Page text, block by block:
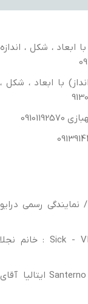
ابعاد ، شکل ، اندازه
با ابعاد ، شکل ،
رسمی درایو
Sick - VEGA -IFM-SIEMENS-SCHNEIDER ELECTRIC : خانم نجلا
نمایندگی Phoenix contact، نمایندگی درایو های Santerno ایتالیا آقای